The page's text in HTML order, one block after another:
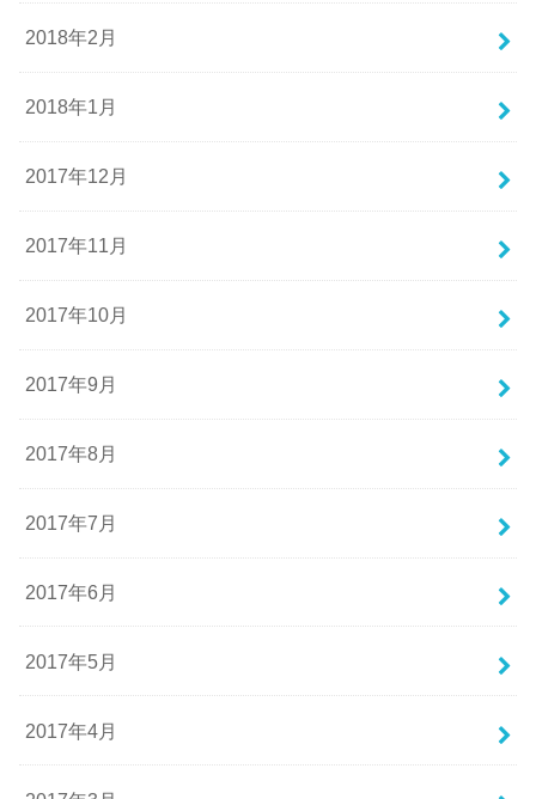
2018年2月
2018年1月
2017年12月
2017年11月
2017年10月
2017年9月
2017年8月
2017年7月
2017年6月
2017年5月
2017年4月